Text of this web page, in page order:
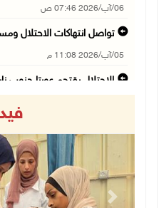
06/آب/2026 07:46 ص
تواصل انتهاكات الاحتلال
05/آب/2026 11:08 م
الاحتلال يقتحم عورتا جنوب
إصابة 3 مواطنين إثر اعتداء مستعمرين عليهم في ...
05/آب/2026 10:53 م
Next